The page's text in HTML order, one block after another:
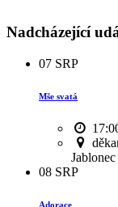
Nadcházející
07 SRP
Mše svatá
08 SRP
Adorace